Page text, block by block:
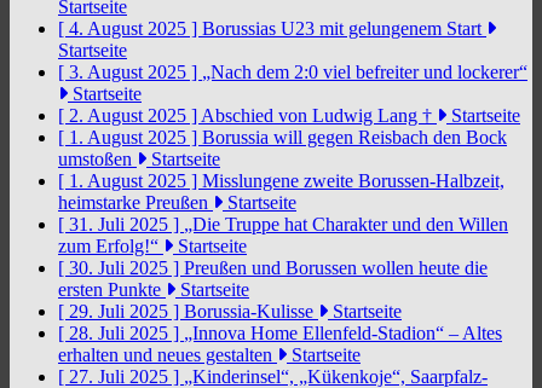
Startseite
[ 4. August 2025 ] Borussias U23 mit gelungenem Start
Startseite
[ 3. August 2025 ] „Nach dem 2:0 viel befreiter und lockerer“
Startseite
[ 2. August 2025 ] Abschied von Ludwig Lang †
Startseite
[ 1. August 2025 ] Borussia will gegen Reisbach den Bock
umstoßen
Startseite
[ 1. August 2025 ] Misslungene zweite Borussen-Halbzeit,
heimstarke Preußen
Startseite
[ 31. Juli 2025 ] „Die Truppe hat Charakter und den Willen
zum Erfolg!“
Startseite
[ 30. Juli 2025 ] Preußen und Borussen wollen heute die
ersten Punkte
Startseite
[ 29. Juli 2025 ] Borussia-Kulisse
Startseite
[ 28. Juli 2025 ] „Innova Home Ellenfeld-Stadion“ – Altes
erhalten und neues gestalten
Startseite
[ 27. Juli 2025 ] „Kinderinsel“, „Kükenkoje“, Saarpfalz-